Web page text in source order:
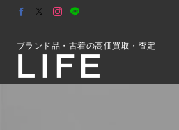
ブランド品・古着の高価買取・査定